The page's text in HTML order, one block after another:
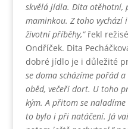
skvělá jídla. Dita otěhotní,
maminkou. Z toho vychází
životní příběhy,“řekl
Ondříček. Dita
dobré jídlo je i důležité
se doma scházíme pořád
oběd, večeři dort. U toho
kým. A přitom se
to bylo i při natáčení. Já